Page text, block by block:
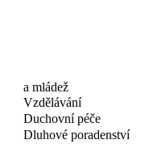
a mládež
Vzdělávání
Duchovní péče
Dluhové poradenství